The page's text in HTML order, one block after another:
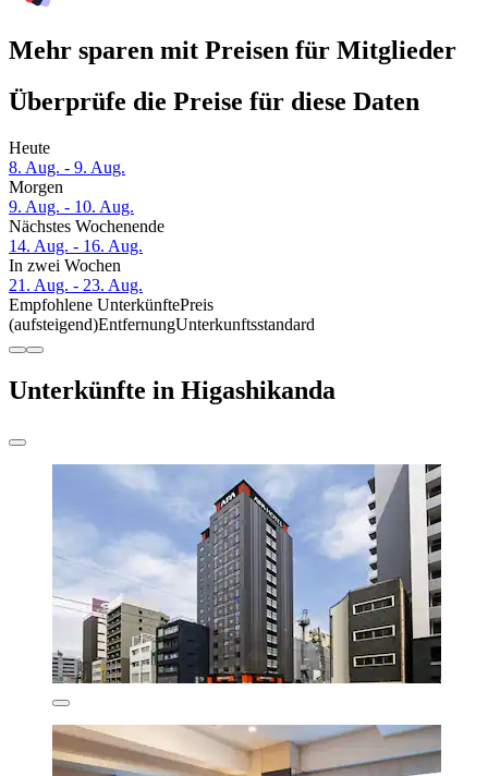
Mehr sparen mit Preisen für Mitglieder
Überprüfe die Preise für diese Daten
Heute
8. Aug. - 9. Aug.
Morgen
9. Aug. - 10. Aug.
Nächstes Wochenende
14. Aug. - 16. Aug.
In zwei Wochen
21. Aug. - 23. Aug.
Empfohlene UnterkünftePreis
(aufsteigend)EntfernungUnterkunftsstandard
Unterkünfte in Higashikanda